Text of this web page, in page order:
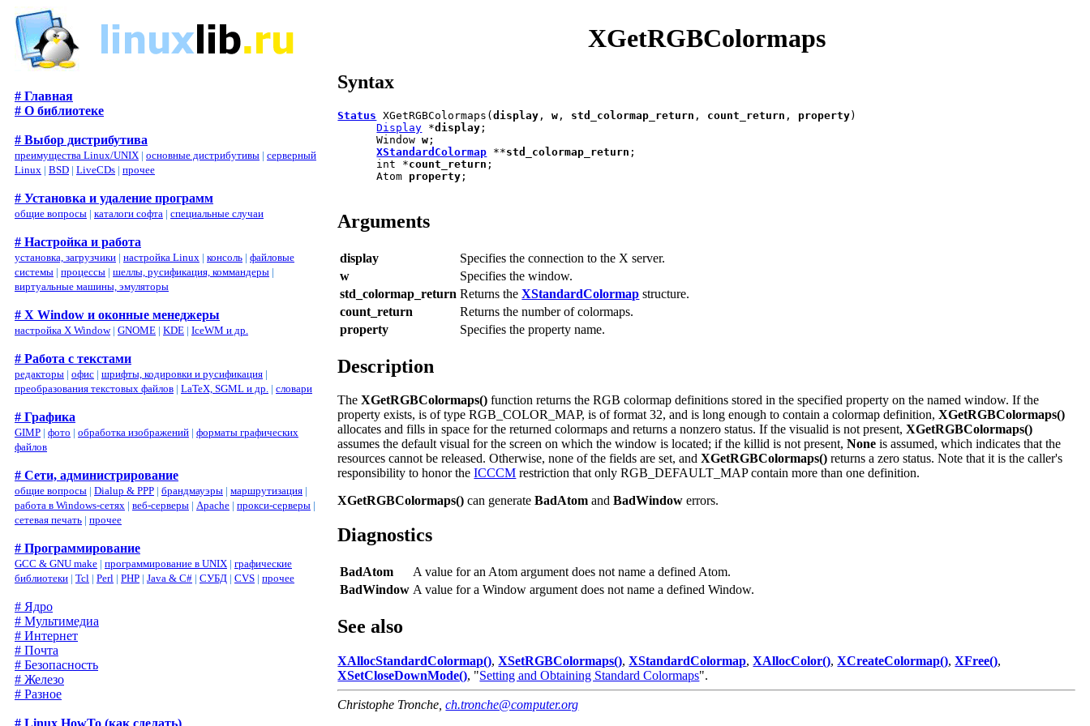
# Главная
# О библиотеке
# Выбор дистрибутива
преимущества Linux/UNIX | основные дистрибутивы | серверный
Linux | BSD | LiveCDs | прочее
# Установка и удаление программ
общие вопросы | каталоги софта | специальные случаи
# Настройка и работа
установка, загрузчики | настройка Linux | консоль | файловые
системы | процессы | шеллы, русификация, коммандеры |
виртуальные машины, эмуляторы
# X Window и оконные менеджеры
настройка X Window| GNOME | KDE | IceWM и др.
# Работа с текстами
редакторы | офис | шрифты, кодировки и русификация |
преобразования текстовых файлов | LaTeX, SGML и др. | словари
# Графика
GIMP | фото | обработка изображений | форматы графических
файлов
# Сети, администрирование
общие вопросы | Dialup & PPP | брандмауэры | маршрутизация |
работа в Windows-сетях | веб-серверы | Apache | прокси-серверы |
сетевая печать | прочее
# Программирование
GCC & GNU make | программирование в UNIX | графические
библиотеки | Tcl | Perl | PHP | Java & C# | СУБД | CVS | прочее
# Ядро
# Мультимедиа
# Интернет
# Почта
# Безопасность
# Железо
# Разное
# Linux HowTo (как сделать)
XGetRGBColormaps
Syntax
Status XGetRGBColormaps(display , w , std_colormap_return , count_return , property)
Display *display ;
      Window
w ;
XStandardColormap **std_colormap_return ;
      int *
count_return ;
      Atom
property ;
Arguments
display
Specifies the connection to the X server.
w
Specifies the window.
std_colormap_return Returns theXStandardColormap structure.
count_return
Returns the number of colormaps.
property
Specifies the property name.
Description
TheXGetRGBColormaps() function returns the RGB colormap definitions stored in the specified property on the named window. If the
property exists, is of type RGB_COLOR_MAP, is of format 32, and is long enough to contain a colormap definition,XGetRGBColormaps()
allocates and fills in space for the returned colormaps and returns a nonzero status. If the visualid is not present,XGetRGBColormaps()
assumes the default visual for the screen on which the window is located; if the killid is not present,None is assumed, which indicates that the
resources cannot be released. Otherwise, none of the fields are set, andXGetRGBColormaps() returns a zero status. Note that it is the caller's
responsibility to honor theICCCM restriction that only RGB_DEFAULT_MAP contain more than one definition.
XGetRGBColormaps() can generateBadAtom andBadWindow errors.
Diagnostics
BadAtom
A value for an Atom argument does not name a defined Atom.
BadWindow A value for a Window argument does not name a defined Window.
See also
XAllocStandardColormap(),XSetRGBColormaps(),XStandardColormap,XAllocColor(),XCreateColormap(),XFree(),
XSetCloseDownMode(), "Setting and Obtaining Standard Colormaps".
Christophe Tronche ,ch.tronche@computer.org